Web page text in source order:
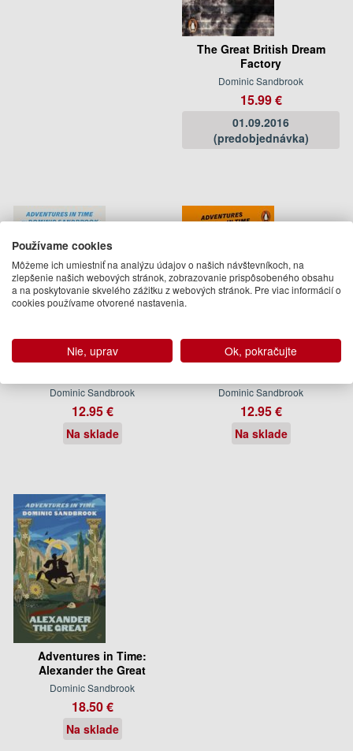
The Great British Dream
Factory
Dominic Sandbrook
15.99 €
01.09.2016
(predobjednávka)
Adventures in Time:
Dominic Sandbrook
12.95 €
Na sklade
Adventures in Time: Fury of
Dominic Sandbrook
12.95 €
Na sklade
Adventures in Time:
Alexander the Great
Dominic Sandbrook
18.50 €
Na sklade
Používame cookies
Môžeme ich umiestniť na analýzu údajov o našich návštevníkoch, na
zlepšenie našich webových stránok, zobrazovanie prispôsobeného obsahu
a na poskytovanie skvelého zážitku z webových stránok. Pre viac informácií o
cookies používame otvorené nastavenia.
Nie, uprav Ok, pokračujte